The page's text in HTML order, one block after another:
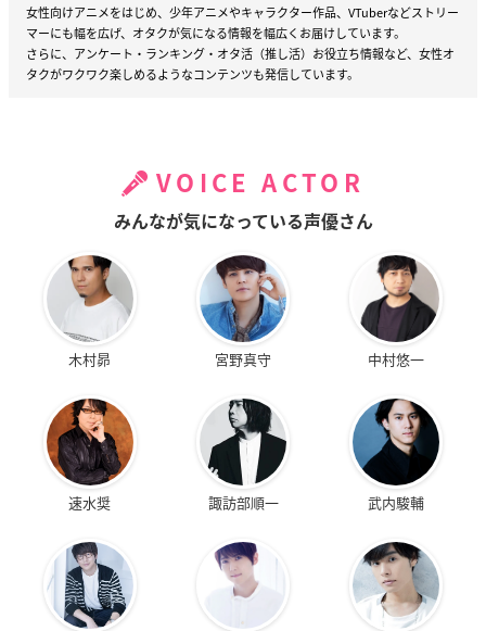
女性向けアニメをはじめ、少年アニメやキャラクター作品、VTuberなどストリー
マーにも幅を広げ、オタクが気になる情報を幅広くお届けしています。
さらに、アンケート・ランキング・オタ活（推し活）お役立ち情報など、女性オ
タクがワクワク楽しめるようなコンテンツも発信しています。
VOICE ACTOR
みんなが気になっている声優さん
木村昴 宮野真守 中村悠一
速水奨 諏訪部順一 武内駿輔